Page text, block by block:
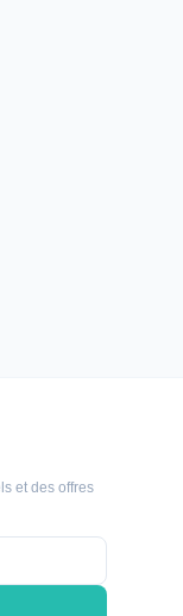
et des offres